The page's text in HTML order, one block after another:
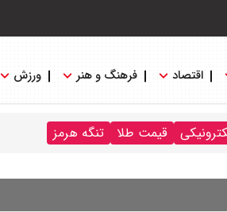
اقتصاد فرهنگ و هنر ورزش
قیمت طلا تنگه هرمز